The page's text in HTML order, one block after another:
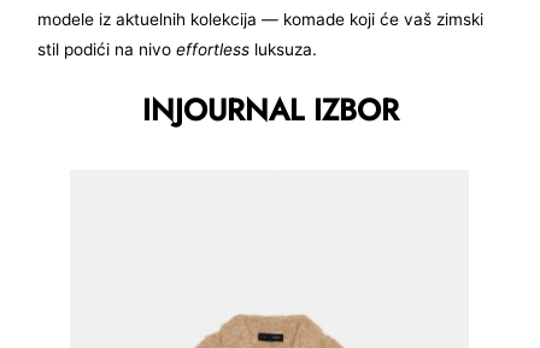
modele iz aktuelnih kolekcija — komade koji će vaš zimski
stil podići na nivoeffortless luksuza.
INJOURNAL IZBOR